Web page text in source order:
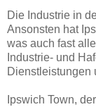
Die Industrie in
Ansonsten hat
was auch fast
Industrie- und
Dienstleistungen
Ipswich Town,